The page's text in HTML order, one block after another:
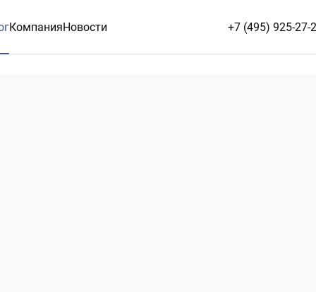
КомпанияНовости +7 (495) 925-27-